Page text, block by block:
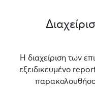
Η διαχείριση των
εξειδικευμένο